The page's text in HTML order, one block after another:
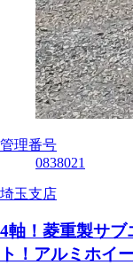
管理番号
0838021
埼玉支店
4軸！菱重製サブ
ト！アルミホイ